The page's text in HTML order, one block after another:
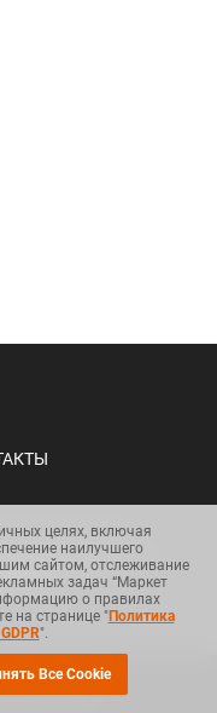
использования
защищены.
целях, включая
наилучшего
сайтом, отслеживание
задач “Маркет
о правилах
на странице " Политика
".
Все Cookie